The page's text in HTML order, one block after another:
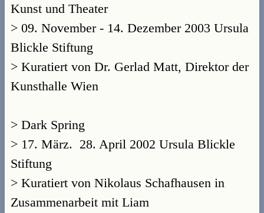
Kunst und Theater
> 09. November - 14. Dezember 2003 Ursula
Blickle Stiftung
> Kuratiert von Dr. Gerlad Matt, Direktor der
Kunsthalle Wien
> Dark Spring
> 17. März. ­ 28. April 2002 Ursula Blickle
Stiftung
> Kuratiert von Nikolaus Schafhausen in
Zusammenarbeit mit Liam